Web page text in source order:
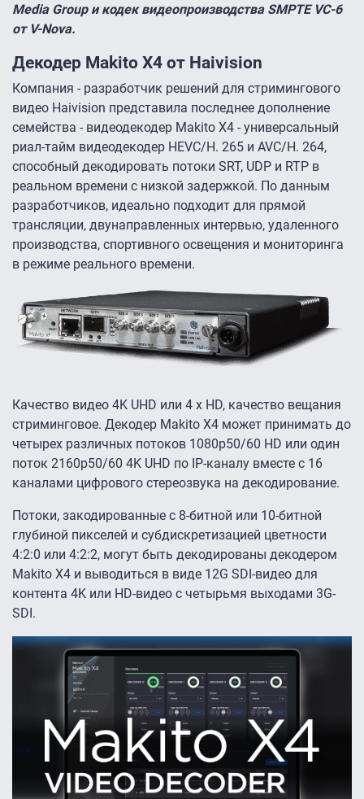
Media Group и кодек видеопроизводства SMPTE VC-6
от V-Nova.
Декодер Makito X4 от Haivision
Компания - разработчик решений для стримингового
видео Haivision представила последнее дополнение
семейства - видеодекодер Makito X4 - универсальный
риал-тайм видеодекодер HEVC/H. 265 и AVC/H. 264,
способный декодировать потоки SRT, UDP и RTP в
реальном времени с низкой задержкой. По данным
разработчиков, идеально подходит для прямой
трансляции, двунаправленных интервью, удаленного
производства, спортивного освещения и мониторинга
в режиме реального времени.
Качество видео 4K UHD или 4 x HD, качество вещания
стриминговое. Декодер Makito X4 может принимать до
четырех различных потоков 1080p50/60 HD или один
поток 2160p50/60 4K UHD по IP-каналу вместе с 16
каналами цифрового стереозвука на декодирование.
Потоки, закодированные с 8-битной или 10-битной
глубиной пикселей и субдискретизацией цветности
4:2:0 или 4:2:2, могут быть декодированы декодером
Makito X4 и выводиться в виде 12G SDI-видео для
контента 4K или HD-видео с четырьмя выходами 3G-
SDI.